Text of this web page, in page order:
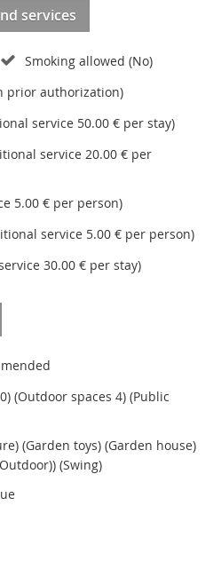
services
Smoking allowed (No)
prior authorization)
service 50.00 € per stay)
service 20.00 € per
5.00 € per person)
service 5.00 € per person)
30.00 € per stay)
(Outdoor spaces 4) (Public
(Garden toys) (Garden house)
(Swing)